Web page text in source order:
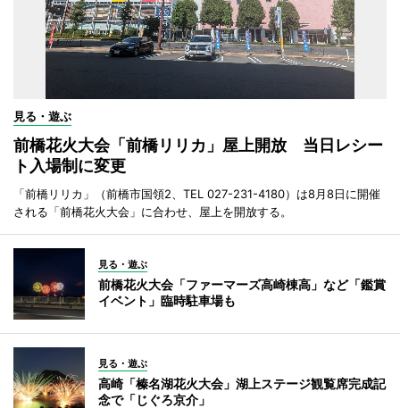
見る・遊ぶ
前橋花火大会「前橋リリカ」屋上開放 当日レシー
ト入場制に変更
「前橋リリカ」（前橋市国領2、TEL 027-231-4180）は8月8日に開催
される「前橋花火大会」に合わせ、屋上を開放する。
見る・遊ぶ
前橋花火大会「ファーマーズ高崎棟高」など「鑑賞
イベント」臨時駐車場も
見る・遊ぶ
高崎「榛名湖花火大会」湖上ステージ観覧席完成記
念で「じぐろ京介」